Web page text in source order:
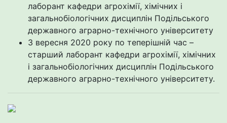
лаборант кафедри агрохімії, хімічних і
загальнобіологічних дисциплін Подільського
державного аграрно-технічного університету
З вересня 2020 року по теперішній час –
старший лаборант кафедри агрохімії, хімічних
і загальнобіологічних дисциплін Подільського
державного аграрно-технічного університету.